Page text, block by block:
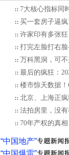
7大核心指标同
买一套房子逼
许家印有多张
打完左脸打右
万科黑洞，可
最后的疯狂：
楼市惊天数据
北京、上海正
法拍房里，没
70年产权的真
“中国地产”
“中国爆雷”